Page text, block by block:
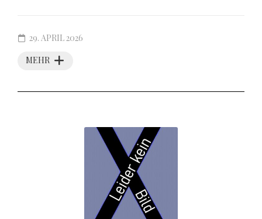
MEHR
29. APRIL 2026